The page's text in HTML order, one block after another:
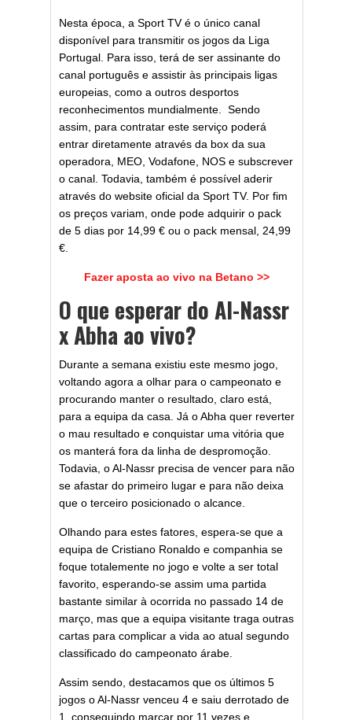
Nesta época, a Sport TV é o único canal
disponível para transmitir os jogos da Liga
Portugal. Para isso, terá de ser assinante do
canal português e assistir às principais ligas
europeias, como a outros desportos
reconhecimentos mundialmente. Sendo
assim, para contratar este serviço poderá
entrar diretamente através da box da sua
operadora, MEO, Vodafone, NOS e subscrever
o canal. Todavia, também é possível aderir
através do website oficial da Sport TV. Por fim
os preços variam, onde pode adquirir o pack
de 5 dias por 14,99 € ou o pack mensal, 24,99
€.
Fazer aposta ao vivo na Betano >>
O que esperar do Al-Nassr
x Abha ao vivo?
Durante a semana existiu este mesmo jogo,
voltando agora a olhar para o campeonato e
procurando manter o resultado, claro está,
para a equipa da casa. Já o Abha quer reverter
o mau resultado e conquistar uma vitória que
os manterá fora da linha de despromoção.
Todavia, o Al-Nassr precisa de vencer para não
se afastar do primeiro lugar e para não deixa
que o terceiro posicionado o alcance.
Olhando para estes fatores, espera-se que a
equipa de Cristiano Ronaldo e companhia se
foque totalemente no jogo e volte a ser total
favorito, esperando-se assim uma partida
bastante similar à ocorrida no passado 14 de
março, mas que a equipa visitante traga outras
cartas para complicar a vida ao atual segundo
classificado do campeonato árabe.
Assim sendo, destacamos que os últimos 5
jogos o Al-Nassr venceu 4 e saiu derrotado de
1, conseguindo marcar por 11 vezes e